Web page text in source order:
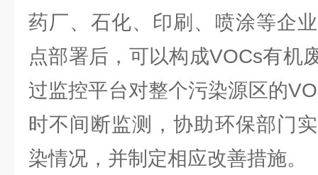
药厂、石化、印刷、喷涂等企
点部署后，可以构成VOCs有机
过监控平台对整个污染源区的
时不间断监测，协助环保部门
染情况，并制定相应改善措施。